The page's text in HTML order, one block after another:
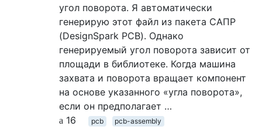
угол поворота. Я автоматически
генерирую этот файл из пакета САПР
(DesignSpark PCB). Однако
генерируемый угол поворота зависит от
площади в библиотеке. Когда машина
захвата и поворота вращает компонент
на основе указанного «угла поворота»,
если он предполагает …
16
pcb pcb-assembly